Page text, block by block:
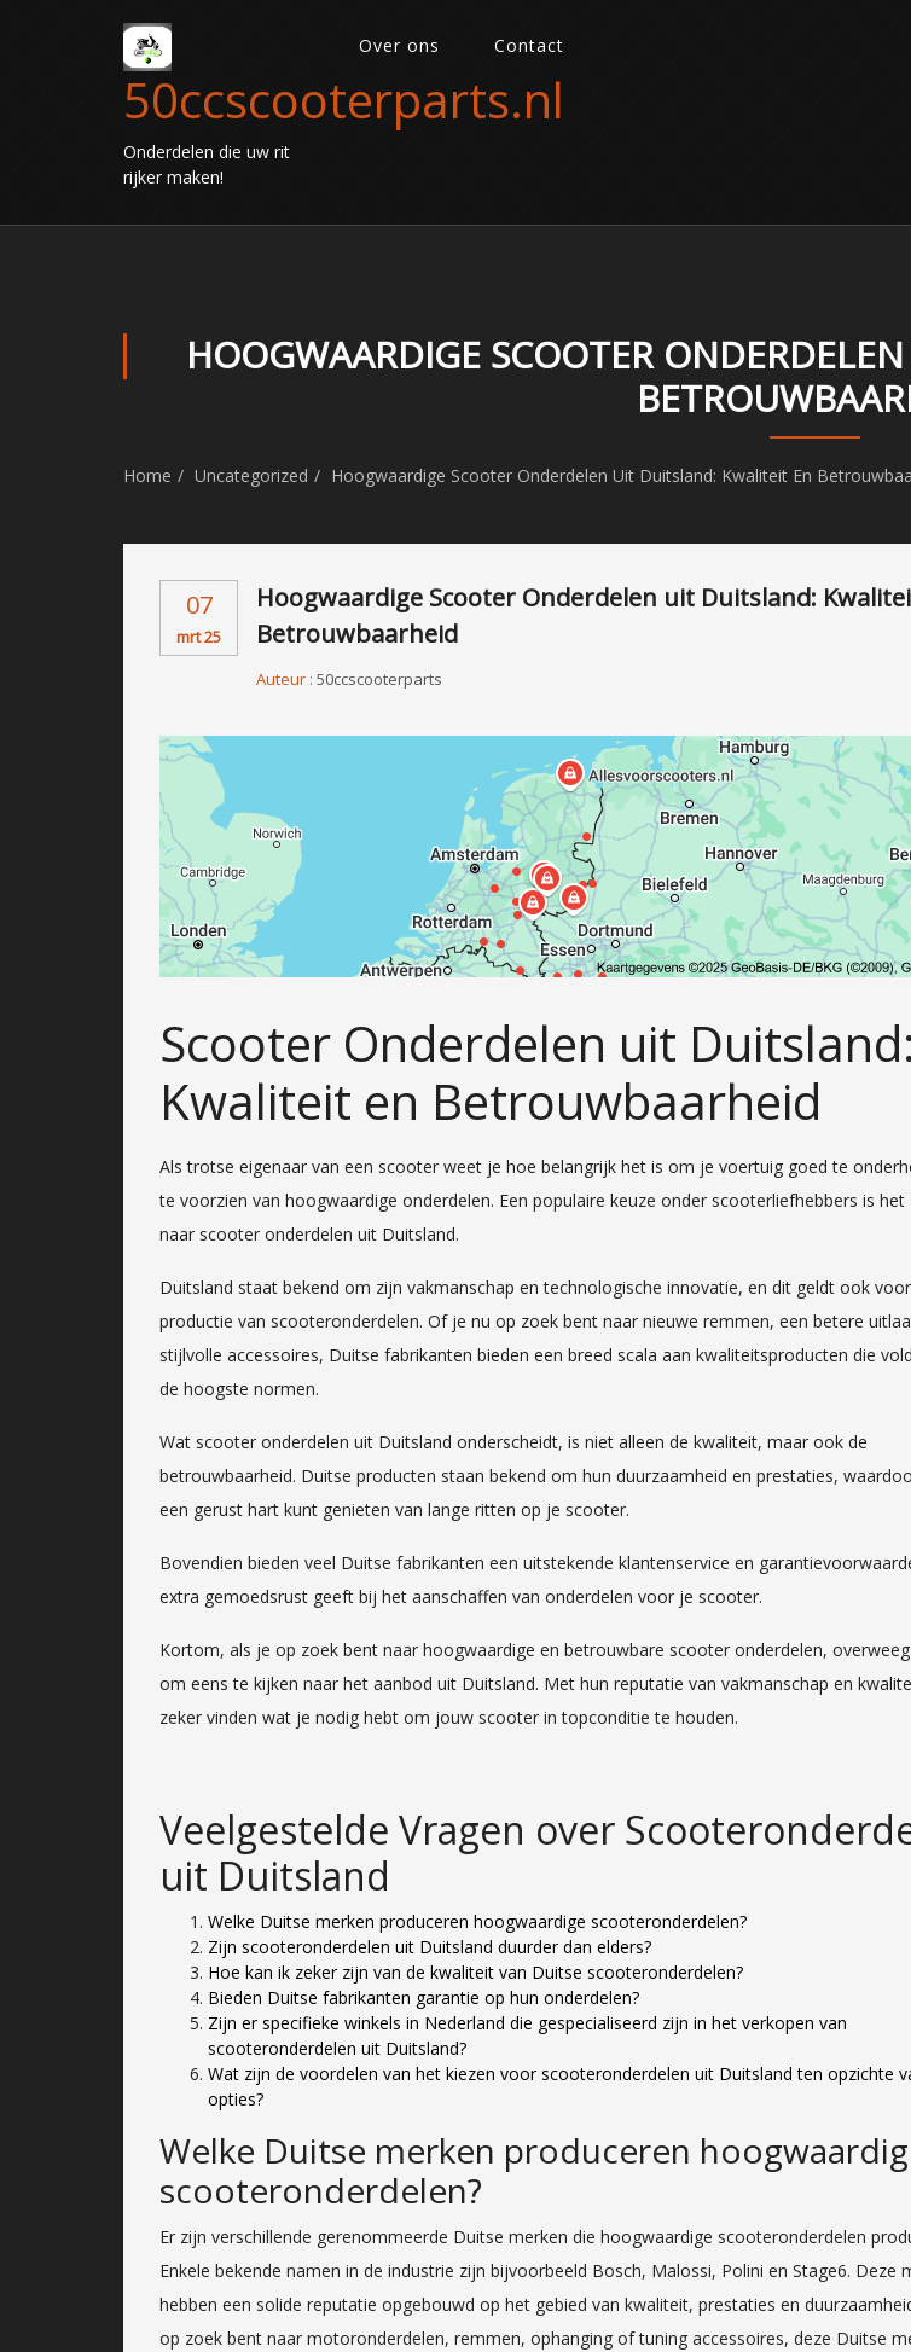
50ccscooterparts.nl
Onderdelen die uw rit
rijker maken!
Over ons Contact
HOOGWAARDIGE SCOOTER
Home Uncategorized Hoogwaardige Scooter Onderdelen Uit Duitsland: Kwaliteit En
07
mrt 25
Hoogwaardige Scooter Onderdelen uit Duitsland:
Betrouwbaarheid
Auteur : 50ccscooterparts
Scooter Onderdelen uit Duitsland:
Kwaliteit en Betrouwbaarheid
Als trotse eigenaar van een scooter weet je hoe belangrijk het is om je voertuig goed te
te voorzien van hoogwaardige onderdelen. Een populaire keuze onder scooterliefhebbers is het
naar scooter onderdelen uit Duitsland.
Duitsland staat bekend om zijn vakmanschap en technologische innovatie, en dit geldt ook
productie van scooteronderdelen. Of je nu op zoek bent naar nieuwe remmen, een betere
stijlvolle accessoires, Duitse fabrikanten bieden een breed scala aan kwaliteitsproducten die
de hoogste normen.
Wat scooter onderdelen uit Duitsland onderscheidt, is niet alleen de kwaliteit, maar ook de
betrouwbaarheid. Duitse producten staan bekend om hun duurzaamheid en prestaties,
een gerust hart kunt genieten van lange ritten op je scooter.
Bovendien bieden veel Duitse fabrikanten een uitstekende klantenservice en
extra gemoedsrust geeft bij het aanschaffen van onderdelen voor je scooter.
Kortom, als je op zoek bent naar hoogwaardige en betrouwbare scooter onderdelen,
om eens te kijken naar het aanbod uit Duitsland. Met hun reputatie van vakmanschap en
zeker vinden wat je nodig hebt om jouw scooter in topconditie te houden.
Veelgestelde Vragen over
uit Duitsland
Welke Duitse merken produceren hoogwaardige scooteronderdelen?
Zijn scooteronderdelen uit Duitsland duurder dan elders?
Hoe kan ik zeker zijn van de kwaliteit van Duitse scooteronderdelen?
Bieden Duitse fabrikanten garantie op hun onderdelen?
Zijn er specifieke winkels in Nederland die gespecialiseerd zijn in het verkopen van
scooteronderdelen uit Duitsland?
Wat zijn de voordelen van het kiezen voor scooteronderdelen uit Duitsland ten opzichte
opties?
Welke Duitse merken produceren
scooteronderdelen?
Er zijn verschillende gerenommeerde Duitse merken die hoogwaardige scooteronderdelen
Enkele bekende namen in de industrie zijn bijvoorbeeld Bosch, Malossi, Polini en Stage6. Deze
hebben een solide reputatie opgebouwd op het gebied van kwaliteit, prestaties en
op zoek bent naar motoronderdelen, remmen, ophanging of tuning accessoires, deze Duitse